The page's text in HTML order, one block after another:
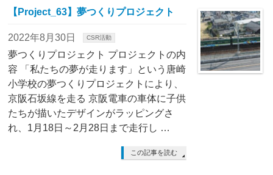
【Project_63】夢つくりプロジェクト
2022年8月30日 CSR活動
夢つくりプロジェクト プロジェクトの内
容 「私たちの夢が走ります」という唐崎
小学校の夢つくりプロジェクトにより、
京阪石坂線を走る 京阪電車の車体に子供
たちが描いたデザインがラッピングさ
れ、1月18日～2月28日まで走行し …
この記事を読む